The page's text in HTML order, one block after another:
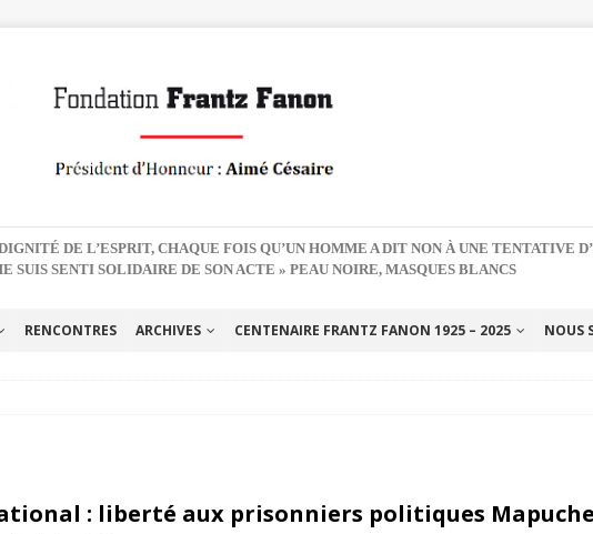
DE L’ESPRIT, CHAQUE FOIS QU’UN HOMME A DIT NON À UNE TENTATIVE
SUIS SENTI SOLIDAIRE DE SON ACTE » PEAU NOIRE, MASQUES BLANCS
RENCONTRES ARCHIVES CENTENAIRE FRANTZ FANON 1925 – 2025 NOUS
: liberté aux prisonniers politiques Mapuche